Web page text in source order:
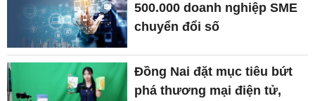
500.000 doanh nghiệp SME
chuyển đổi số
Đồng Nai đặt mục tiêu bứt
phá thương mại điện tử,